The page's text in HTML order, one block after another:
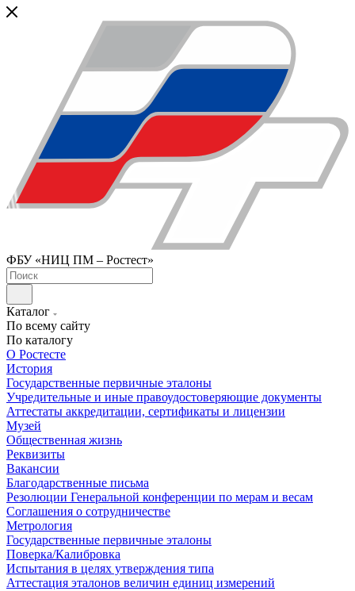
ФБУ «НИЦ ПМ – Ростест»
Каталог
По всему сайту
По каталогу
О Ростесте
История
Государственные первичные эталоны
Учредительные и иные правоудостоверяющие документы
Аттестаты аккредитации, сертификаты и лицензии
Музей
Общественная жизнь
Реквизиты
Вакансии
Благодарственные письма
Резолюции Генеральной конференции по мерам и весам
Соглашения о сотрудничестве
Метрология
Государственные первичные эталоны
Поверка/Калибровка
Испытания в целях утверждения типа
Аттестация эталонов величин единиц измерений